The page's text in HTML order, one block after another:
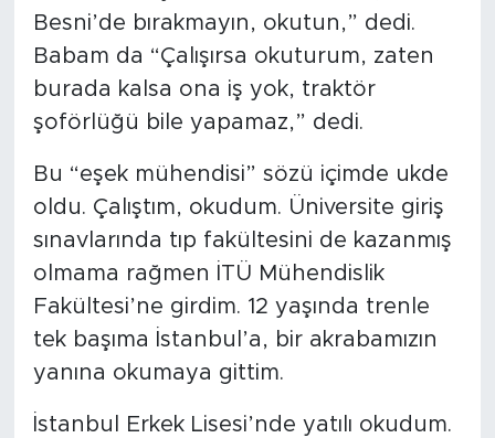
Besni’de bırakmayın, okutun,” dedi.
Babam da “Çalışırsa okuturum, zaten
burada kalsa ona iş yok, traktör
şoförlüğü bile yapamaz,” dedi.
Bu “eşek mühendisi” sözü içimde ukde
oldu. Çalıştım, okudum. Üniversite giriş
sınavlarında tıp fakültesini de kazanmış
olmama rağmen İTÜ Mühendislik
Fakültesi’ne girdim. 12 yaşında trenle
tek başıma İstanbul’a, bir akrabamızın
yanına okumaya gittim.
İstanbul Erkek Lisesi’nde yatılı okudum.